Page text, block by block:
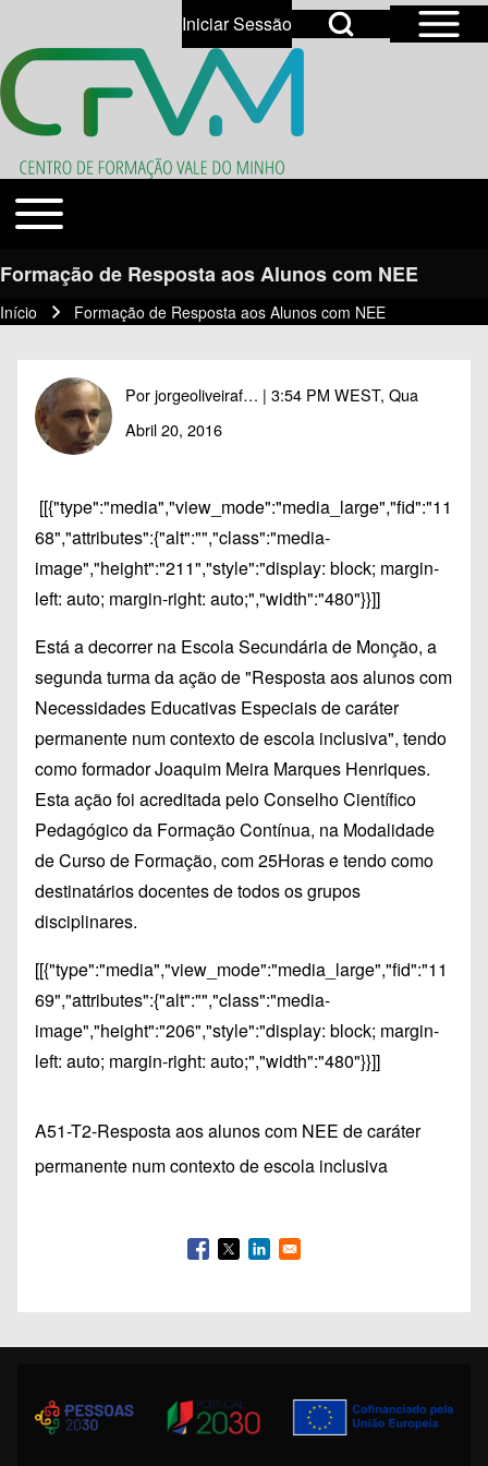
Close search
Search
Open Sidebar
Open Search Block
User account menu
Iniciar SessãoOpen login dialog
Temas
Toggle main menu
Formação de Resposta aos Alunos com NEE
Navegação estrutural
Início Formação de Resposta aos Alunos com NEE
Porjorgeoliveiraf… | 3:54 PM WEST, Qua
Abril 20, 2016
[[{"type":"media","view_mode":"media_large","fid":"11
68","attributes":{"alt":"","class":"media-
image","height":"211","style":"display: block; margin-
left: auto; margin-right: auto;","width":"480"}}]]
Está a decorrer na Escola Secundária de Monção, a
segunda turma da ação de "Resposta aos alunos com
Necessidades Educativas Especiais de caráter
permanente num contexto de escola inclusiva", tendo
como formador Joaquim Meira Marques Henriques.
Esta ação foi acreditada pelo Conselho Científico
Pedagógico da Formação Contínua, na Modalidade
de Curso de Formação, com 25Horas e tendo como
destinatários docentes de todos os grupos
disciplinares.
[[{"type":"media","view_mode":"media_large","fid":"11
69","attributes":{"alt":"","class":"media-
image","height":"206","style":"display: block; margin-
left: auto; margin-right: auto;","width":"480"}}]]
A51-T2-Resposta aos alunos com NEE de caráter
permanente num contexto de escola inclusiva